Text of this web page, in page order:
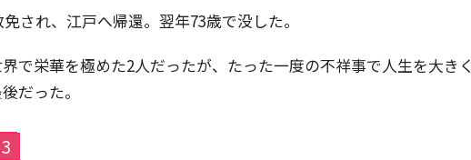
され、江戸へ帰還。翌年73歳で没した。
で栄華を極めた2人だったが、たった一度の不祥事で人生を大きく
だった。
3